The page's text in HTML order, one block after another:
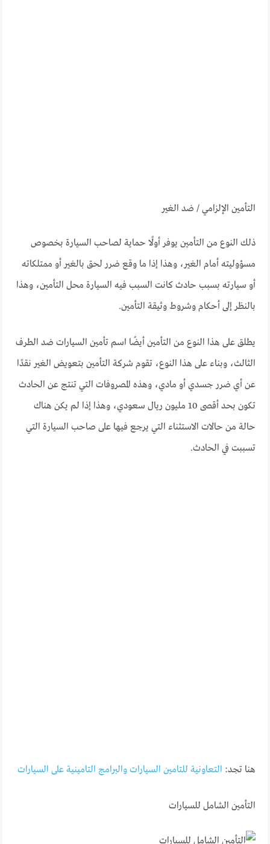
التأمين الإلزامي / ضد الغير
ذلك النوع من التأمين يوفر أولًا حماية لصاحب السيارة بخصوص
مسؤوليته أمام الغير، وهذا إذا ما وقع ضرر لحق بالغير أو ممتلكاته
أو سيارته بسبب حادث كانت السبب فيه السيارة محل التأمين، وهذا
بالنظر إلى أحكام وشروط وثيقة التأمين.
يطلق على هذا النوع من التأمين أيضًا اسم تأمين السيارات ضد الطرف
الثالث، وبناء على هذا النوع، تقوم شركة التأمين بتعويض الغير نقدًا
عن أي ضرر جسدي أو مادي، وهذه المصروفات التي تنتج عن الحادث
تكون بحد أقصى 10 مليون ريال سعودي، وهذا إذا لم يكن هناك
حالة من حالات الاستثناء التي يرجع فيها على صاحب السيارة التي
تسببت في الحادث.
هنا تجد: التعاونية للتامين السيارات والبرامج التامينية على السيارات
التأمين الشامل للسيارات